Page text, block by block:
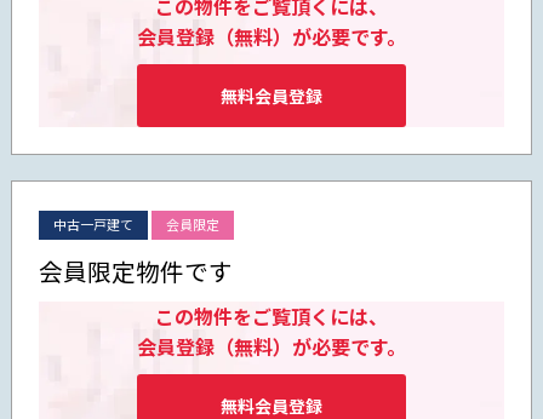
この物件をご覧頂くには、
会員登録（無料）が必要です。
無料会員登録
中古一戸建て 会員限定
会員限定物件です
この物件をご覧頂くには、
会員登録（無料）が必要です。
無料会員登録